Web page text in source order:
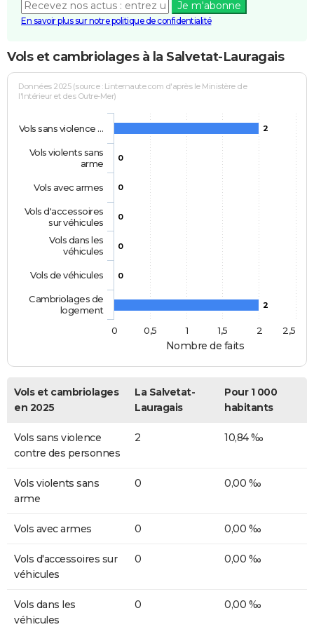
Je m'abonne
En savoir plus sur notre politique de confidentialité
Vols et cambriolages à la Salvetat-Lauragais
Nombre de faits
Données 2025 (source : Linternaute.com d'après le Ministère de
l'Intérieur et des Outre-Mer)
2
0
0
0
0
0
2
Vols sans violence …
Vols violents sans
arme
Vols avec armes
Vols d'accessoires
sur véhicules
Vols dans les
véhicules
Vols de véhicules
Cambriolages de
logement
0
0,5 1 1,5 2 2,5
Vols et cambriolages
en 2025
La Salvetat-
Lauragais
Pour 1 000
habitants
Vols sans violence
contre des personnes
2 10,84 ‰
Vols violents sans
arme
0 0,00 ‰
Vols avec armes 0 0,00 ‰
Vols d'accessoires sur
véhicules
0 0,00 ‰
Vols dans les
véhicules
0 0,00 ‰